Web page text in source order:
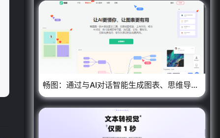
畅图：通过与AI对话智能生成图表、思维导图工具